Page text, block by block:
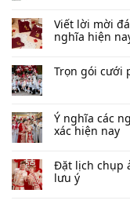
Viết lời mời
nghĩa hiện
Trọn gói cưới
Ý nghĩa các
xác hiện nay
Đặt lịch chụp
lưu ý